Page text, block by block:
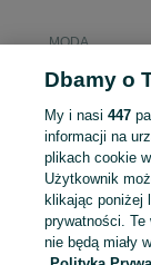
MODA
Mapa kategorii
Mapa miejscowości
Dbamy o
My i nasi 447
informacji na
plikach cookie
Użytkownik
klikając poniżej
prywatności. Te
nie będą miały